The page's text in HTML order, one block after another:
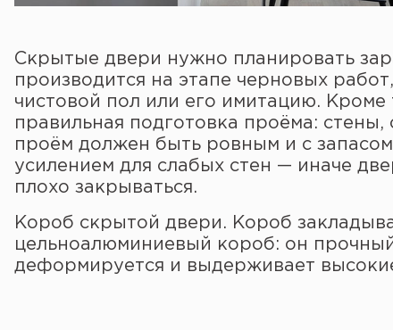
Скрытые двери нужно планировать
производится на этапе черновых
чистовой пол или его имитацию. Кроме
правильная подготовка проёма:
проём должен быть ровным и с
усилением для слабых стен — иначе
плохо закрываться.
Короб скрытой двери. Короб
цельноалюминиевый короб: он
деформируется и выдерживает